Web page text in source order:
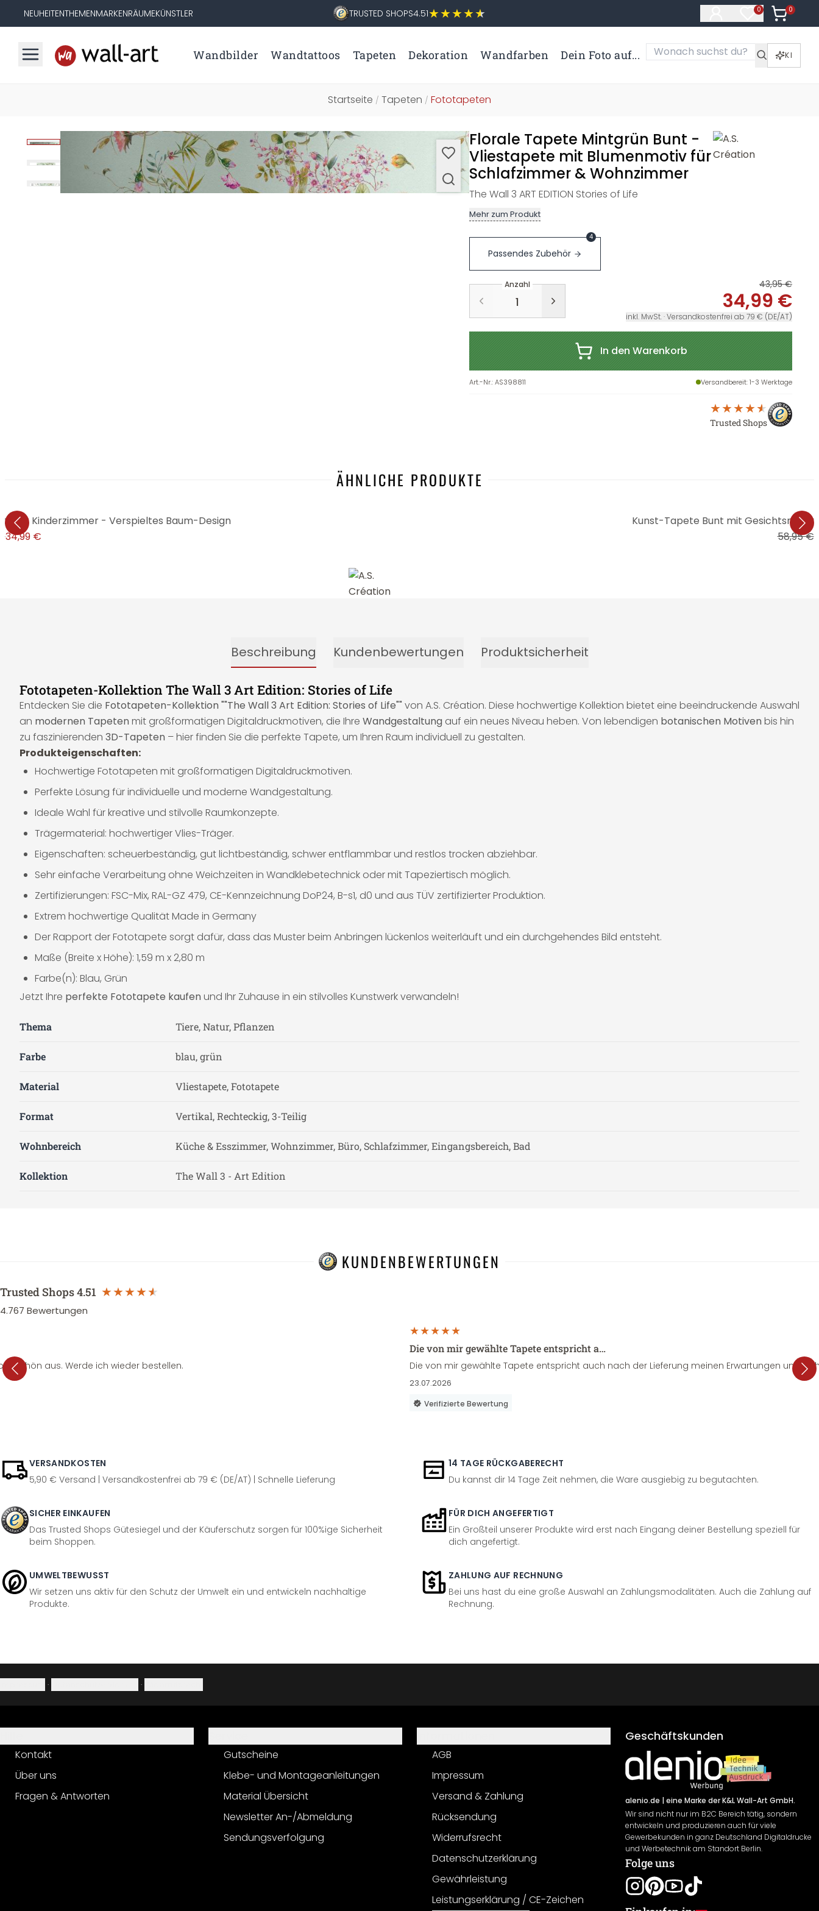
NEUHEITENTHEMENMARKENRÄUMEKÜNSTLER TRUSTED SHOPS4.51 0
Artikel im
0
Artikel
Wandbilder Wandtattoos Tapeten Dekoration Wandfarben Dein Foto auf... KI
Startseite / Tapeten / Fototapeten
Florale Tapete Mintgrün Bunt -
Vliestapete mit Blumenmotiv für
Schlafzimmer & Wohnzimmer
The Wall 3 ART EDITION Stories of Life
Mehr zum Produkt
Passendes Zubehör
4
Anzahl 43,95 €
34,99 €
inkl. MwSt. · Versandkostenfrei ab 79 € (DE/AT)
In den Warenkorb
Art.-Nr.:AS398811 Versandbereit: 1-3 Werktage
Trusted Shops
ÄHNLICHE PRODUKTE
für Kinderzimmer - Verspieltes Baum-Design
34,99 €
Kunst-Tapete Bunt mit
58,95 €
Beschreibung Kundenbewertungen Produktsicherheit
Fototapeten-Kollektion The Wall 3 Art Edition: Stories of Life
Entdecken Sie die Fototapeten-Kollektion ""The Wall 3 Art Edition: Stories of Life"" von A.S. Création. Diese hochwertige Kollektion bietet eine beeindruckende Auswahl
an modernen Tapeten mit großformatigen Digitaldruckmotiven, die Ihre Wandgestaltung auf ein neues Niveau heben. Von lebendigen botanischen Motiven bis hin
zu faszinierenden 3D-Tapeten – hier finden Sie die perfekte Tapete, um Ihren Raum individuell zu gestalten.
Produkteigenschaften:
Hochwertige Fototapeten mit großformatigen Digitaldruckmotiven.
Perfekte Lösung für individuelle und moderne Wandgestaltung.
Ideale Wahl für kreative und stilvolle Raumkonzepte.
Trägermaterial: hochwertiger Vlies-Träger.
Eigenschaften: scheuerbeständig, gut lichtbeständig, schwer entflammbar und restlos trocken abziehbar.
Sehr einfache Verarbeitung ohne Weichzeiten in Wandklebetechnick oder mit Tapeziertisch möglich.
Zertifizierungen: FSC-Mix, RAL-GZ 479, CE-Kennzeichnung DoP24, B-s1, d0 und aus TÜV zertifizierter Produktion.
Extrem hochwertige Qualität Made in Germany
Der Rapport der Fototapete sorgt dafür, dass das Muster beim Anbringen lückenlos weiterläuft und ein durchgehendes Bild entsteht.
Maße (Breite x Höhe): 1,59 m x 2,80 m
Farbe(n): Blau, Grün
Jetzt Ihre perfekte Fototapete kaufen und Ihr Zuhause in ein stilvolles Kunstwerk verwandeln!
Thema Tiere, Natur, Pflanzen
Farbe blau, grün
Material Vliestapete, Fototapete
Format Vertikal, Rechteckig, 3-Teilig
Wohnbereich Küche & Esszimmer, Wohnzimmer, Büro, Schlafzimmer, Eingangsbereich, Bad
Kollektion The Wall 3 - Art Edition
KUNDENBEWERTUNGEN
Trusted Shops4.51
4.767 Bewertungen
schön aus. Werde ich wieder bestellen.
Die von mir gewählte Tapete entspricht a…
Die von mir gewählte Tapete entspricht auch nach der Lieferung meinen Erwartungen und
23.07.2026
Verifizierte Bewertung
VERSANDKOSTEN
5,90 € Versand | Versandkostenfrei ab 79 € (DE/AT) | Schnelle Lieferung
14 TAGE RÜCKGABERECHT
Du kannst dir 14 Tage Zeit nehmen, die Ware ausgiebig zu begutachten.
SICHER EINKAUFEN
Das Trusted Shops Gütesiegel und der Käuferschutz sorgen für 100%ige Sicherheit
beim Shoppen.
FÜR DICH ANGEFERTIGT
Ein Großteil unserer Produkte wird erst nach Eingang deiner Bestellung speziell für
dich angefertigt.
UMWELTBEWUSST
Wir setzen uns aktiv für den Schutz der Umwelt ein und entwickeln nachhaltige
Produkte.
ZAHLUNG AUF RECHNUNG
Bei uns hast du eine große Auswahl an Zahlungsmodalitäten. Auch die Zahlung auf
Rechnung.
· ·
Kontakt
Über uns
Fragen & Antworten
Gutscheine
Klebe- und Montageanleitungen
Material Übersicht
Newsletter An-/Abmeldung
Sendungsverfolgung
AGB
Impressum
Versand & Zahlung
Rücksendung
Widerrufsrecht
Datenschutzerklärung
Gewährleistung
Leistungserklärung / CE-Zeichen
Geschäftskunden
alenio.de | eine Marke der K&L Wall-Art GmbH.
Wir sind nicht nur im B2C Bereich tätig, sondern
entwickeln und produzieren auch für viele
Gewerbekunden in ganz Deutschland Digitaldrucke
und Werbetechnik am Standort Berlin.
Folge uns